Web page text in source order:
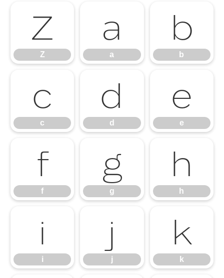
Z
Z
a
a
b
b
c
c
d
d
e
e
f
f
g
g
h
h
i
i
j
j
k
k